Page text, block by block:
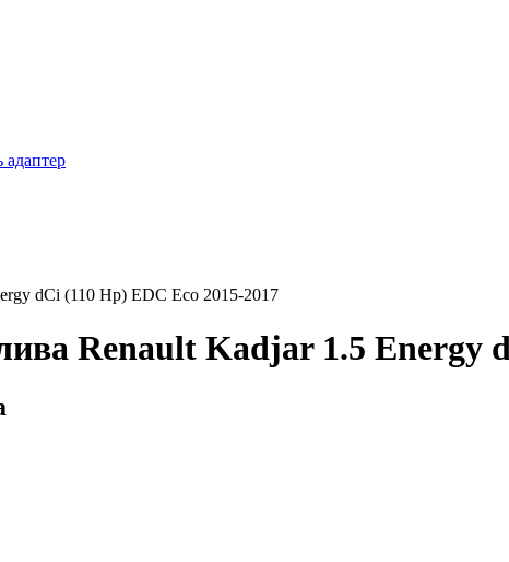
адаптер
dCi (110 Hp) EDC Eco 2015-2017
Renault Kadjar 1.5 Energy